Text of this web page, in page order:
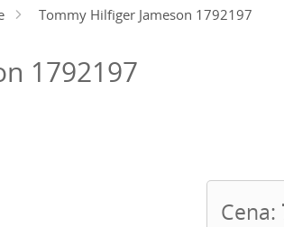
Tommy Hilfiger Jameson 1792197
1792197
Cena: